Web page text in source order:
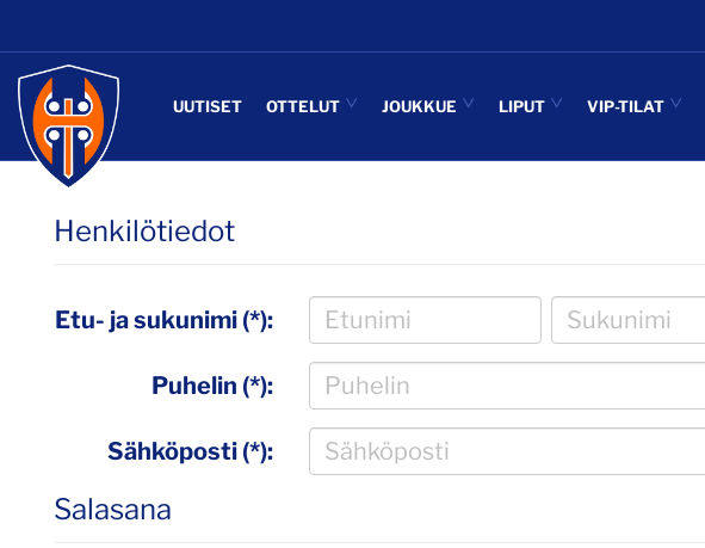
UUTISET OTTELUT JOUKKUE LIPUT VIP-TILAT
Henkilötiedot
Etu- ja sukunimi (*):
Puhelin (*):
Sähköposti (*):
Salasana